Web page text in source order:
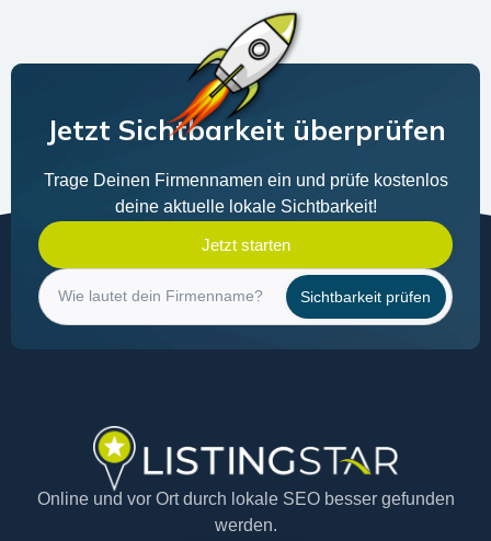
Jetzt Sichtbarkeit überprüfen
Trage Deinen Firmennamen ein und prüfe kostenlos
deine aktuelle lokale Sichtbarkeit!
Jetzt starten
Firmenname
Sichtbarkeit prüfen
Ich stimme der Verwendung meiner Daten für die Durchführung des
Online und vor Ort durch lokale SEO besser gefunden
werden.